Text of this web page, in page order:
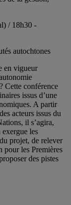
/ 18h30 -
autochtones
en vigueur
Cette conférence
issus d’une
A partir
acteurs issus du
il s’agira,
exergue les
projet, de relever
pour les Premières
des pistes